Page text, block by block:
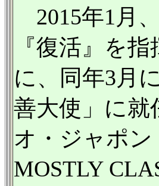
2015年1月
『復活』を
に、同年3月
善大使」に就
オ・ジャポ
MOSTLY